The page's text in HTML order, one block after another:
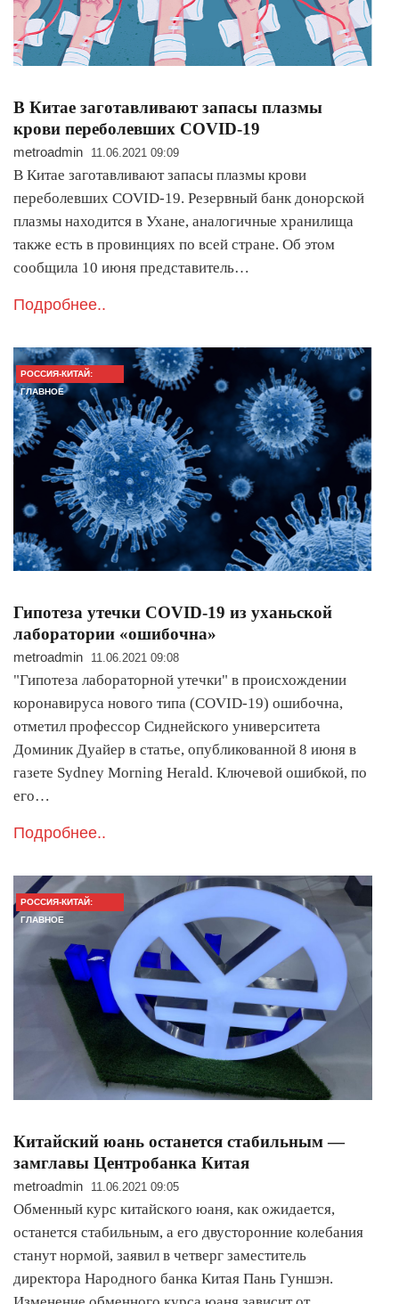
В Китае заготавливают запасы плазмы
крови переболевших COVID-19
metroadmin 11.06.2021 09:09
В Китае заготавливают запасы плазмы крови
переболевших COVID-19. Резервный банк донорской
плазмы находится в Ухане, аналогичные хранилища
также есть в провинциях по всей стране. Об этом
сообщила 10 июня представитель…
Подробнее..
РОССИЯ-КИТАЙ:
ГЛАВНОЕ
Гипотеза утечки COVID-19 из уханьской
лаборатории «ошибочна»
metroadmin 11.06.2021 09:08
"Гипотеза лабораторной утечки" в происхождении
коронавируса нового типа (COVID-19) ошибочна,
отметил профессор Сиднейского университета
Доминик Дуайер в статье, опубликованной 8 июня в
газете Sydney Morning Herald. Ключевой ошибкой, по
его…
Подробнее..
РОССИЯ-КИТАЙ:
ГЛАВНОЕ
Китайский юань останется стабильным —
замглавы Центробанка Китая
metroadmin 11.06.2021 09:05
Обменный курс китайского юаня, как ожидается,
останется стабильным, а его двусторонние колебания
станут нормой, заявил в четверг заместитель
директора Народного банка Китая Пань Гуншэн.